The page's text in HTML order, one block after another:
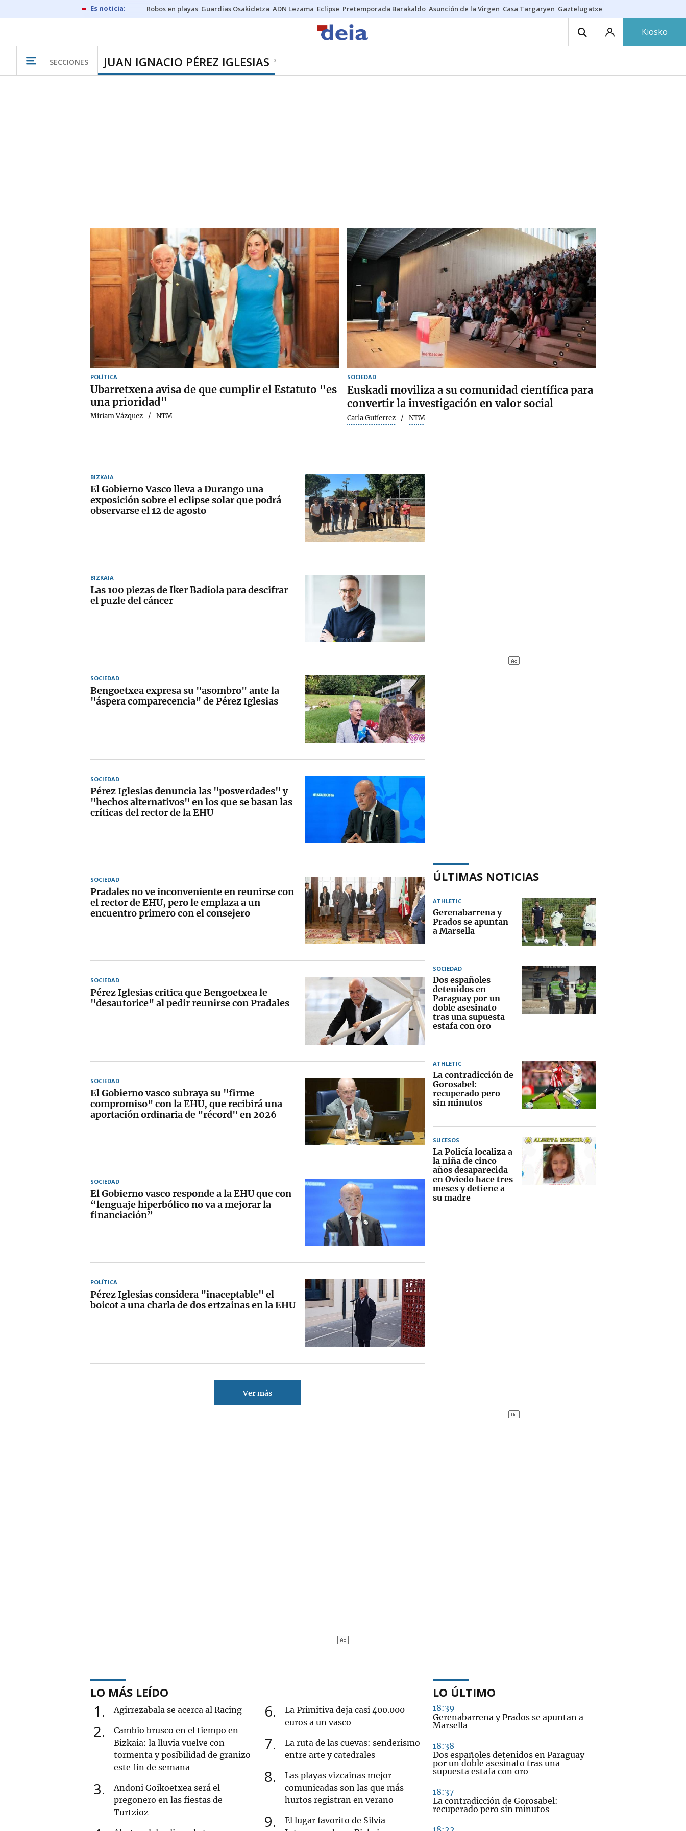
Robos en playas Guardias Osakidetza ADN Lezama Eclipse Pretemporada Barakaldo Asunción de la Virgen Casa Targaryen Gaztelugatxe
Kiosko
SECCIONES JUAN IGNACIO PÉREZ IGLESIAS
POLÍTICA
Ubarretxena avisa de que cumplir el Estatuto "es
una prioridad"
Míriam Vázquez NTM
SOCIEDAD
Euskadi moviliza a su comunidad científica para
convertir la investigación en valor social
Carla Gutíerrez NTM
BIZKAIA
El Gobierno Vasco lleva a Durango una
exposición sobre el eclipse solar que podrá
observarse el 12 de agosto
BIZKAIA
Las 100 piezas de Iker Badiola para descifrar
el puzle del cáncer
SOCIEDAD
Bengoetxea expresa su "asombro" ante la
"áspera comparecencia" de Pérez Iglesias
SOCIEDAD
Pérez Iglesias denuncia las "posverdades" y
"hechos alternativos" en los que se basan las
críticas del rector de la EHU
SOCIEDAD
Pradales no ve inconveniente en reunirse con
el rector de EHU, pero le emplaza a un
encuentro primero con el consejero
SOCIEDAD
Pérez Iglesias critica que Bengoetxea le
"desautorice" al pedir reunirse con Pradales
SOCIEDAD
El Gobierno vasco subraya su "firme
compromiso" con la EHU, que recibirá una
aportación ordinaria de "récord" en 2026
SOCIEDAD
El Gobierno vasco responde a la EHU que con
“lenguaje hiperbólico no va a mejorar la
financiación”
POLÍTICA
Pérez Iglesias considera "inaceptable" el
boicot a una charla de dos ertzainas en la EHU
Ver más
ÚLTIMAS NOTICIAS
ATHLETIC
Gerenabarrena y
Prados se apuntan
a Marsella
SOCIEDAD
Dos españoles
detenidos en
Paraguay por un
doble asesinato
tras una supuesta
estafa con oro
ATHLETIC
La contradicción de
Gorosabel:
recuperado pero
sin minutos
SUCESOS
La Policía localiza a
la niña de cinco
años desaparecida
en Oviedo hace tres
meses y detiene a
su madre
LO MÁS LEÍDO
1 Agirrezabala se acerca al Racing
2
Cambio brusco en el tiempo en
Bizkaia: la lluvia vuelve con
tormenta y posibilidad de granizo
este fin de semana
3
Andoni Goikoetxea será el
pregonero en las fiestas de
Turtzioz
6
La Primitiva deja casi 400.000
euros a un vasco
7
La ruta de las cuevas: senderismo
entre arte y catedrales
8
Las playas vizcainas mejor
comunicadas son las que más
hurtos registran en verano
9
El lugar favorito de Silvia
LO ÚLTIMO
18:39
Gerenabarrena y Prados se apuntan a
Marsella
18:38
Dos españoles detenidos en Paraguay
por un doble asesinato tras una
supuesta estafa con oro
18:37
La contradicción de Gorosabel:
recuperado pero sin minutos